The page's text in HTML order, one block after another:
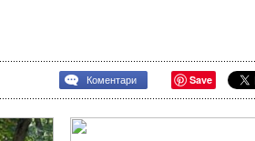
Коментари Save